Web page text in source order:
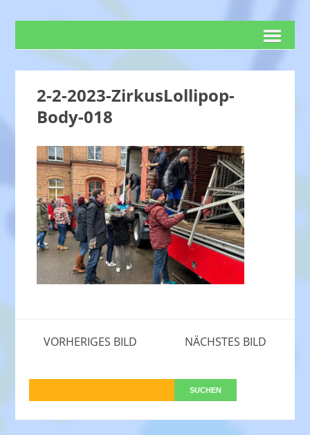
2-2-2023-ZirkusLollipop-
Body-018
VORHERIGES BILD NÄCHSTES BILD